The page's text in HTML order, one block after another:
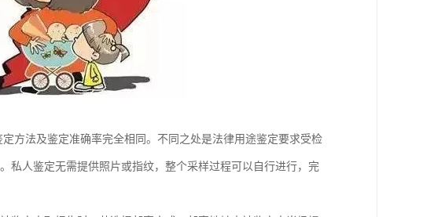
方法及鉴定准确率完全相同。不同之处是法律用途鉴定要求受检
私人鉴定无需提供照片或指纹，整个采样过程可以自行进行，完